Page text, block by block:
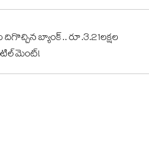
దిగొచ్చిన బ్యాంక్.. రూ.3.21లక్షల